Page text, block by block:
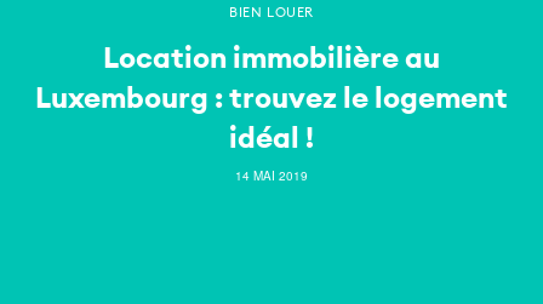
BIEN LOUER
Location immobilière au
Luxembourg : trouvez le logement
idéal !
14 MAI 2019